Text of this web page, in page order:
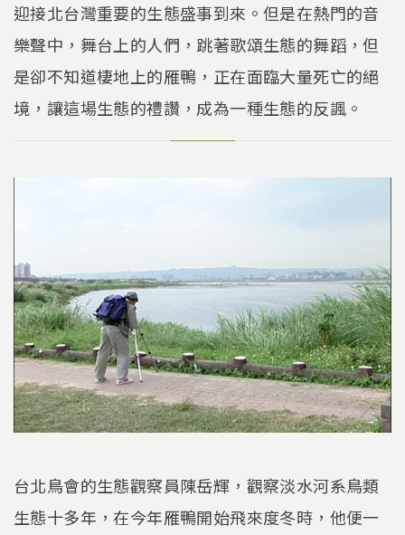
迎接北台灣重要的生態盛事到來。但是在熱門的音
樂聲中，舞台上的人們，跳著歌頌生態的舞蹈，但
是卻不知道棲地上的雁鴨，正在面臨大量死亡的絕
境，讓這場生態的禮讚，成為一種生態的反諷。
台北鳥會的生態觀察員陳岳輝，觀察淡水河系鳥類
生態十多年，在今年雁鴨開始飛來度冬時，他便一